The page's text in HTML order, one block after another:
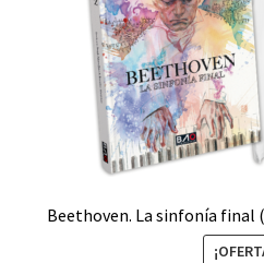
Beethoven. La sinfonía final